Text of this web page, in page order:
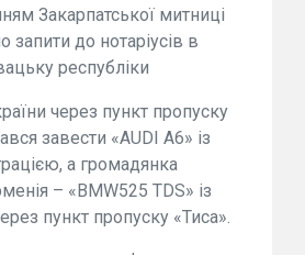
Закарпатської митниці
до нотаріусів в
республіки
через пункт пропуску
завести «AUDI A6» із
а громадянка
– «BMW525 TDS» із
пункт пропуску «Тиса».